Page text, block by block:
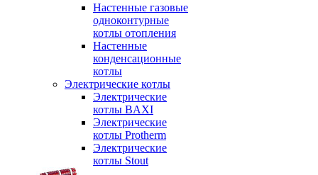
Настенные газовые
одноконтурные
котлы отопления
Настенные
конденсационные
котлы
Электрические котлы
Электрические
котлы BAXI
Электрические
котлы Protherm
Электрические
котлы Stout